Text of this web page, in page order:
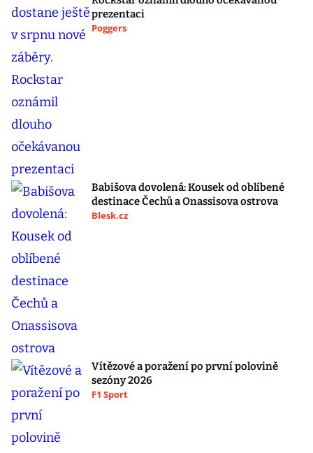
prezentaci
Poggers
Babišova dovolená: Kousek od oblíbené
destinace Čechů a Onassisova ostrova
Blesk.cz
Vítězové a poražení po první polovině
sezóny 2026
F1 Sport